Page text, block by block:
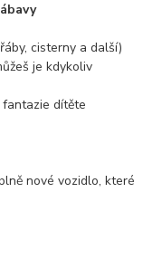
cisterny a další)
je kdykoliv
fantazie dítěte
nové vozidlo, které